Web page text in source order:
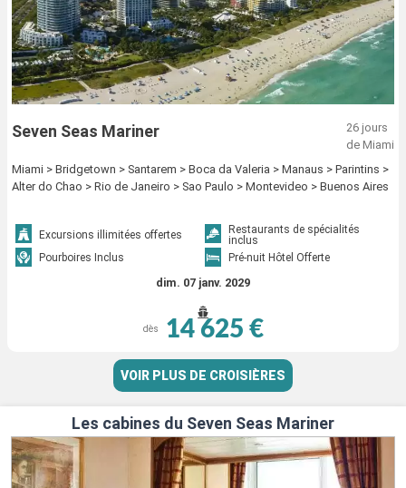
Seven Seas Mariner
26 jours
de Miami
Miami > Bridgetown > Santarem > Boca da Valeria > Manaus > Parintins >
Alter do Chao > Rio de Janeiro > Sao Paulo > Montevideo > Buenos Aires
Excursions illimitées offertes
Restaurants de spécialités
inclus
Pourboires Inclus
Pré-nuit Hôtel Offerte
dim. 07 janv. 2029
dès 14 625 €
VOIR PLUS DE CROISIÈRES
Les cabines du Seven Seas Mariner